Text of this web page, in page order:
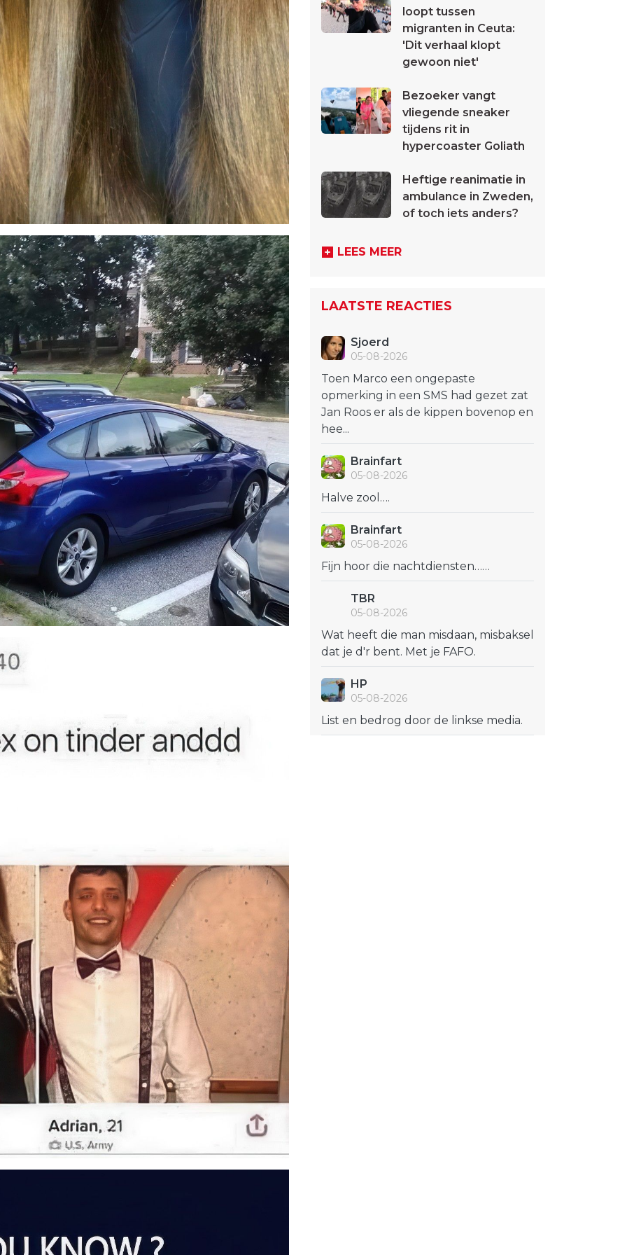
loopt tussen
migranten in Ceuta:
'Dit verhaal klopt
gewoon niet'
Bezoeker vangt
vliegende sneaker
tijdens rit in
hypercoaster Goliath
Heftige reanimatie in
ambulance in Zweden,
of toch iets anders?
LEES MEER
LAATSTE REACTIES
Sjoerd
05-08-2026
Toen Marco een ongepaste
opmerking in een SMS had gezet zat
Jan Roos er als de kippen bovenop en
hee...
Brainfart
05-08-2026
Halve zool….
Brainfart
05-08-2026
Fijn hoor die nachtdiensten……
TBR
05-08-2026
Wat heeft die man misdaan, misbaksel
dat je d'r bent. Met je FAFO.
HP
05-08-2026
List en bedrog door de linkse media.